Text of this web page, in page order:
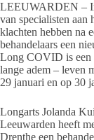
LEEUWARDEN –
van specialisten aan
klachten hebben na
behandelaars een
Long COVID is een
lange adem – leven
29 januari en op 30
Longarts Jolanda
Leeuwarden heeft
Drenthe een